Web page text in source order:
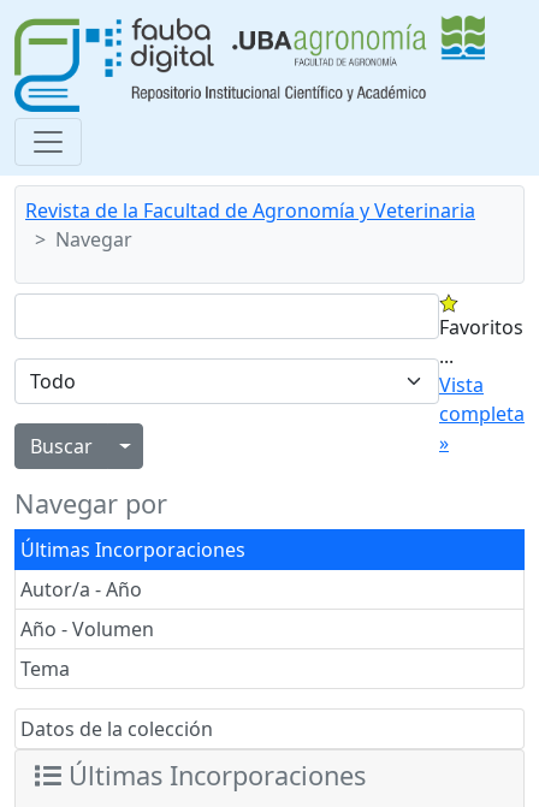
Revista de la Facultad de Agronomía y Veterinaria
Navegar
Alternar menú desplegable
Favoritos
...
Vista
completa
»
Navegar por
Últimas Incorporaciones
Autor/a - Año
Año - Volumen
Tema
Datos de la colección
Últimas Incorporaciones